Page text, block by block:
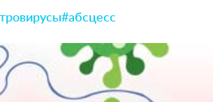
#абсцесс